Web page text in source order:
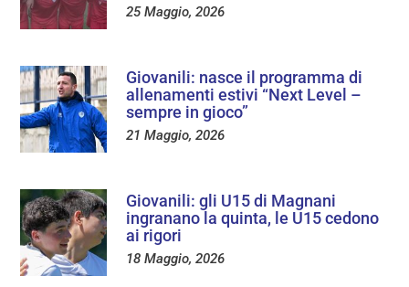
25 Maggio, 2026
Giovanili: nasce il programma di
allenamenti estivi “Next Level –
sempre in gioco”
21 Maggio, 2026
Giovanili: gli U15 di Magnani
ingranano la quinta, le U15 cedono
ai rigori
18 Maggio, 2026